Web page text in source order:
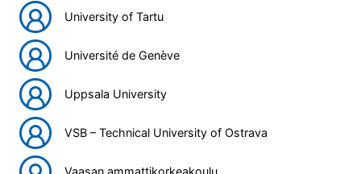
University of Tartu
Université de Genève
Uppsala University
VSB – Technical University of Ostrava
Vaasan ammattikorkeakoulu